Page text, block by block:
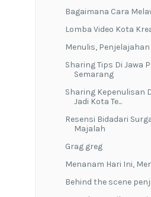
Bagaimana Cara
Lomba Video Kota
Menulis,
Sharing Tips Di Jawa
Semarang
Sharing Kepenulisan
Jadi Kota Te...
Resensi Bidadari
Majalah
Grag greg
Menanam Hari Ini,
Behind the scene